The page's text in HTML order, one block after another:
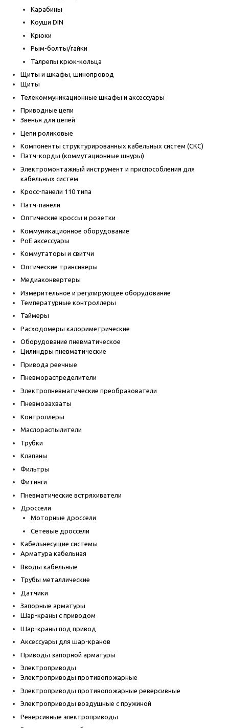
Карабины
Коуши DIN
Крюки
Рым-болты/гайки
Талрепы крюк-кольца
Щиты и шкафы, шинопровод
Щиты
Телекоммуникационные шкафы и аксессуары
Приводные цепи
Звенья для цепей
Цепи роликовые
Компоненты структурированных кабельных систем (СКС)
Патч-корды (коммутационные шнуры)
Электромонтажный инструмент и приспособления для
кабельных систем
Кросс-панели 110 типа
Патч-панели
Оптические кроссы и розетки
Коммуникационное оборудование
PoE аксессуары
Коммутаторы и свитчи
Оптические трансиверы
Медиаконвертеры
Измерительное и регулирующее оборудование
Температурные контроллеры
Таймеры
Расходомеры калориметрические
Оборудование пневматическое
Цилиндры пневматические
Привода реечные
Пневмораспределители
Электропневматические преобразователи
Пневмозахваты
Контроллеры
Маслораспылители
Трубки
Клапаны
Фильтры
Фитинги
Пневматические встряхиватели
Дроссели
Моторные дроссели
Сетевые дроссели
Кабельнесущие системы
Арматура кабельная
Вводы кабельные
Трубы металлические
Датчики
Запорные арматуры
Шар-краны с приводом
Шар-краны под привод
Аксессуары для шар-кранов
Приводы запорной арматуры
Электроприводы
Электроприводы противопожарные
Электроприводы противопожарные реверсивные
Электроприводы воздушные с пружиной
Реверсивные электроприводы